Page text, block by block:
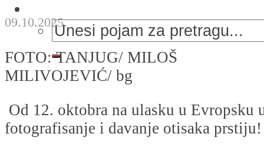
09.10.2025.
FOTO: TANJUG/ MILOŠ
MILIVOJEVIĆ/ bg
Od 12. oktobra na ulasku u Evropsku
fotografisanje i davanje otisaka prstiju!